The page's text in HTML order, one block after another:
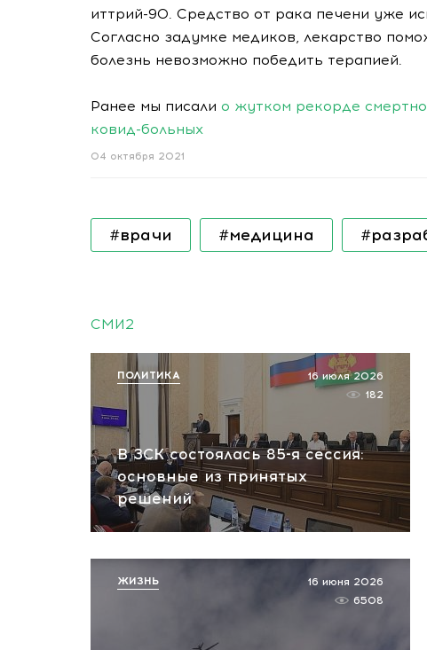
иттрий-90. Средство от рака печени уже
Согласно задумке медиков, лекарство
болезнь невозможно победить терапией.
Ранее мы писали о жутком рекорде
ковид-больных
04 октября 2021
#врачи #медицина
СМИ2
В ЗСК состоялась 85-я сессия:
основные из принятых
решений
16 июля 2026
182
ПОЛИТИКА
16 июня 2026
6508
ЖИЗНЬ